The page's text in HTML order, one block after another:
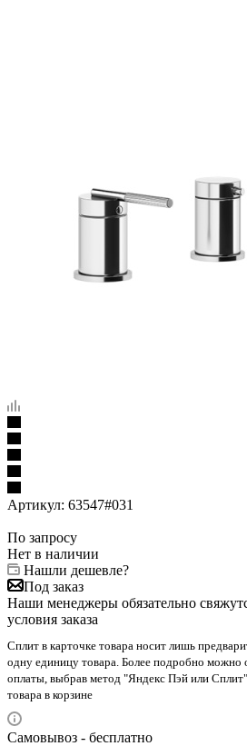
Артикул: 63547#031
По запросу
Нет в наличии
Нашли дешевле?
Под заказ
Наши менеджеры обязательно
условия заказа
Сплит в карточке товара носит лишь
одну единицу товара. Более подробно можно
оплаты, выбрав метод "Яндекс Пэй или
товара в корзине
Самовывоз - бесплатно